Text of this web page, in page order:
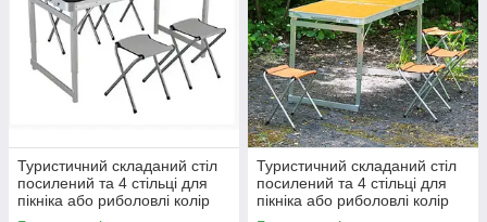
Туристичний складаний стіл
посилений та 4 стільці для
пікніка або риболовлі колір
чорний
Туристичний складаний стіл
посилений та 4 стільці для
пікніка або риболовлі колір
помаранчевий